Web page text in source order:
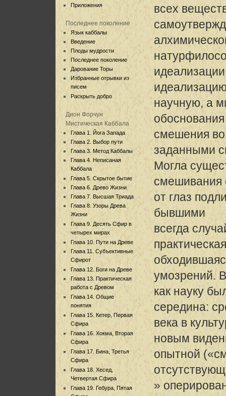
Приложения
Последнее поколение
Язык каббалы
Введение
Плоды мудрости
Последнее поколение
Дарование Торы
Избранные отрывки из
писем
Раскрыть добро
Дион Форчун
Мистическая Каббала
Глава 1. Йога Запада
Глава 2. Выбор пути
Глава 3. Метод Каббалы
Глава 4. Неписаная
Каббала
Глава 5. Скрытое бытие
Глава 6. Древо Жизни
Глава 7. Высшая Триада
Глава 8. Узоры Древа
Жизни
Глава 9. Десять Сфир в
четырех мирах
Глава 10. Пути на Древе
Глава 11. Субъективные
Сфирот
Глава 12. Боги на Древе
Глава 13. Практическая
работа с Древом
Глава 14. Общие
понятия
Глава 15. Кетер, Первая
Сфира
Глава 16. Хокма, Вторая
Сфира
Глава 17. Бина, Третья
Сфира
Глава 18. Хесед,
Четвертая Сфира
Глава 19. Гебура, Пятая
всех
научную, а
смешения
заданными
Могла
смешивания
от глаз
бывшими
всегда
умозрений.
как науку
середина:
века в
новым
опытной
»